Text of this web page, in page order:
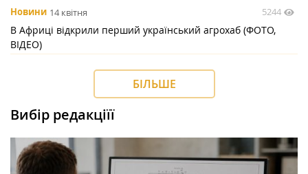
Новини 14 квітня 5244
В Африці відкрили перший український агрохаб (ФОТО,
ВІДЕО)
БІЛЬШЕ
Вибір редакціїї